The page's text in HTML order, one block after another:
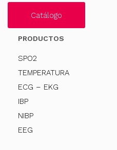
Catálogo
PRODUCTOS
SPO2
TEMPERATURA
ECG – EKG
IBP
NIBP
EEG